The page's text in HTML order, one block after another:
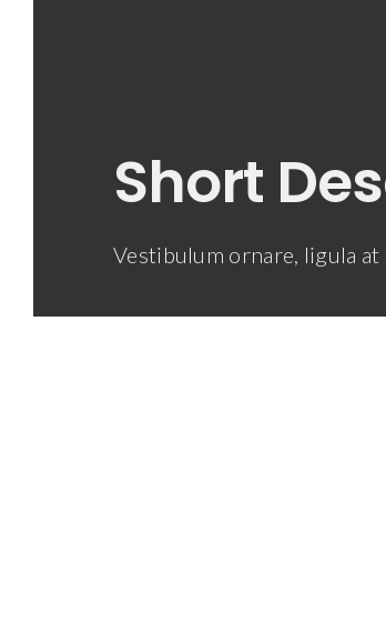
Short
Vestibulum ornare, ligula at